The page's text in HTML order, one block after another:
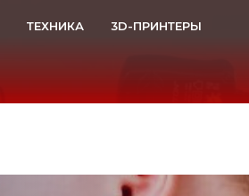
ТЕХНИКА 3D-ПРИНТЕРЫ